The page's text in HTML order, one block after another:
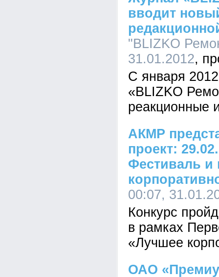
вводит
"BLIZKO
31.01.2012
С января
«BLIZKO
реакционные
АКМР
проект:
Фестиваль и
00:07,
Конкурс
в рамках
«Лучшее
ОАО